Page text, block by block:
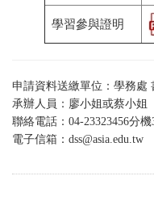
學習參與證明
申請資料送繳單位：學務處
承辦人員：廖小姐或蔡小姐
聯絡電話：04-23323456分機
電子信箱： dss@asia.edu.tw